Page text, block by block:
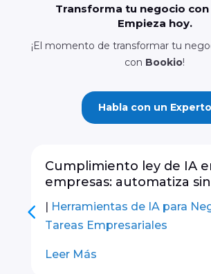
Transforma tu negocio
Empieza hoy.
¡El momento de transformar tu
con Bookio!
Habla con un Experto
Cumplimiento ley de IA
empresas: automatiza
Herramientas de IA para
Tareas Empresariales
Leer Más